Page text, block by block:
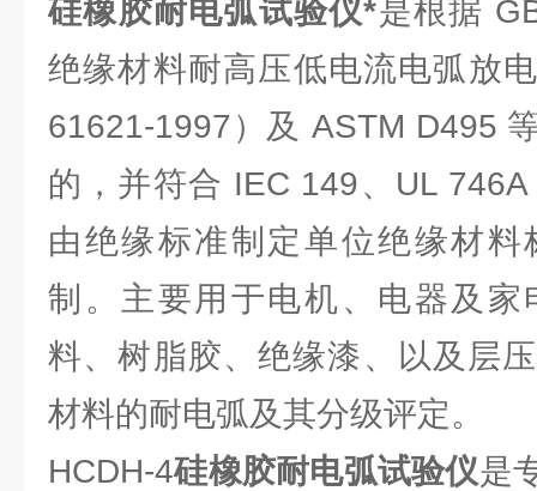
硅橡胶耐电弧试验仪*是根据
绝缘材料耐高压低电流电弧放
61621-1997）及 ASTM D495
的，并符合 IEC 149、UL
由绝缘标准制定单位绝缘材
制。主要用于电机、电器及家
料、树脂胶、绝缘漆、以及层
材料的耐电弧及其分级评定。
HCDH-4硅橡胶耐电弧试验仪是